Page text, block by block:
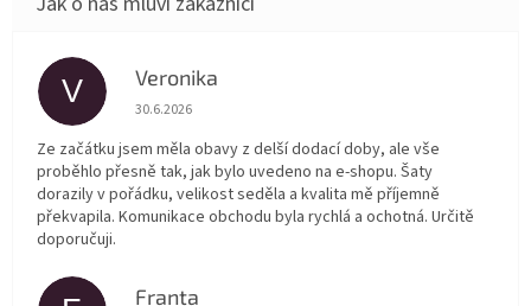
V Veronika
Hodnocení obchodu je 5 z 5 hvězdiček.
30.6.2026
Ze začátku jsem měla obavy z delší dodací doby, ale vše
proběhlo přesně tak, jak bylo uvedeno na e-shopu. Šaty
dorazily v pořádku, velikost seděla a kvalita mě příjemně
překvapila. Komunikace obchodu byla rychlá a ochotná. Určitě
doporučuji.
Franta